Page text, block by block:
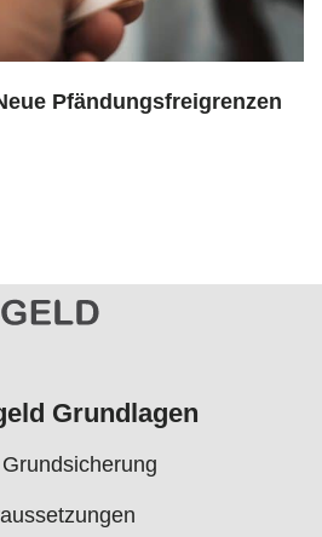
Pfändungsfreigrenzen
Grundlagen